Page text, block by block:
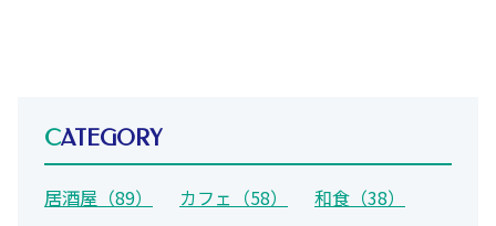
CATEGORY
居酒屋（89） カフェ（58）
和食（38）